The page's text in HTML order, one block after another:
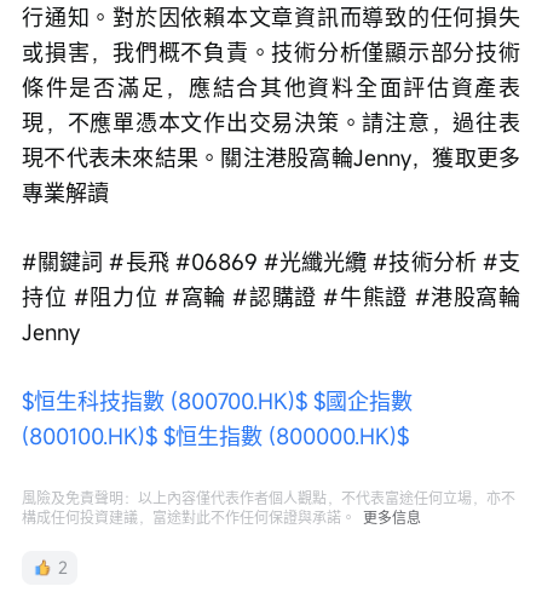
行通知。對於因依賴本文章資訊而導致的任何損失
或損害，我們概不負責。技術分析僅顯示部分技術
條件是否滿足，應結合其他資料全面評估資產表
現，不應單憑本文作出交易決策。請注意，過往表
現不代表未來結果。關注港股窩輪Jenny，獲取更多
專業解讀
#關鍵詞 #長飛 #06869 #光纖光纜 #技術分析 #支
持位 #阻力位 #窩輪 #認購證 #牛熊證 #港股窩輪
Jenny
$恒生科技指數 (800700.HK)$ $國企指數
(800100.HK)$ $恒生指數 (800000.HK)$
風險及免責聲明：以上內容僅代表作者個人觀點，不代表富途任何立場，亦不
構成任何投資建議，富途對此不作任何保證與承諾。
更多信息
2